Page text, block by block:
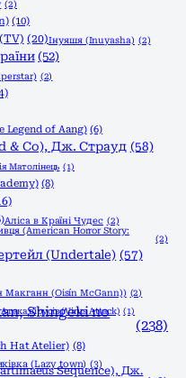
(2)
(10)
(20)Інуяшя (Inuyasha) (2)
(52)
(2)
Legend of Aang) (6)
& Co), Дж. Страуд (58)
Матолінець (1)
(8)
Аліса в Країні Чудес (2)
(American Horror Story:
(2)
(Undertale) (57)
Макганн (Oisín McGann)) (2)
Атака вірусів (Virus Attack) (1)
Shingeki no
(238)
Hat Atelier) (8)
(Lazy town) (3)
Sequence), Дж.